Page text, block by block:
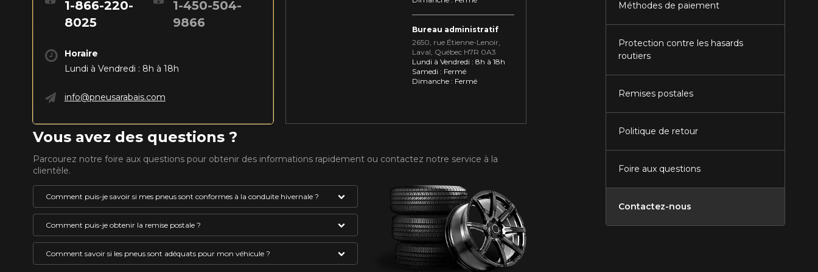
1-866-220-
8025
1-450-504-
9866
Horaire
Lundi à Vendredi : 8h à 18h
info@pneusarabais.com
Bureau administratif
2650, rue Étienne⁠-⁠Lenoir,
Laval, Québec H7R 0A3
Lundi à Vendredi : 8h à 18h
Samedi : Fermé
Dimanche : Fermé
Vous avez des questions ?
Parcourez notre foire aux questions pour obtenir des informations rapidement ou contactez notre service à la
clientèle.
Comment puis-je savoir si mes pneus sont conformes à la conduite hivernale ?
Un pneu pouvant être utilisé l’hiver au Québec doit absolument avoir
le pictogramme représentant le symbole de la montagne et du flocon
pneus d’hiver OU des pneus 4 saisons HOMOLOGUÉS HIVER.
Comment puis-je obtenir la remise postale ?
La remise postale est un rabais offert par le fabricant du pneu. Celui-ci
vous est offert sous forme de carte de crédit prépayée. Vous devez
Comment savoir si les pneus sont adéquats pour mon véhicule ?
Méthodes de paiement
Protection contre les hasards
routiers
Remises postales
Politique de retour
Foire aux questions
Contactez-nous
VOICI LES DIMENSIONS POUR VOTRE VÉHICULE